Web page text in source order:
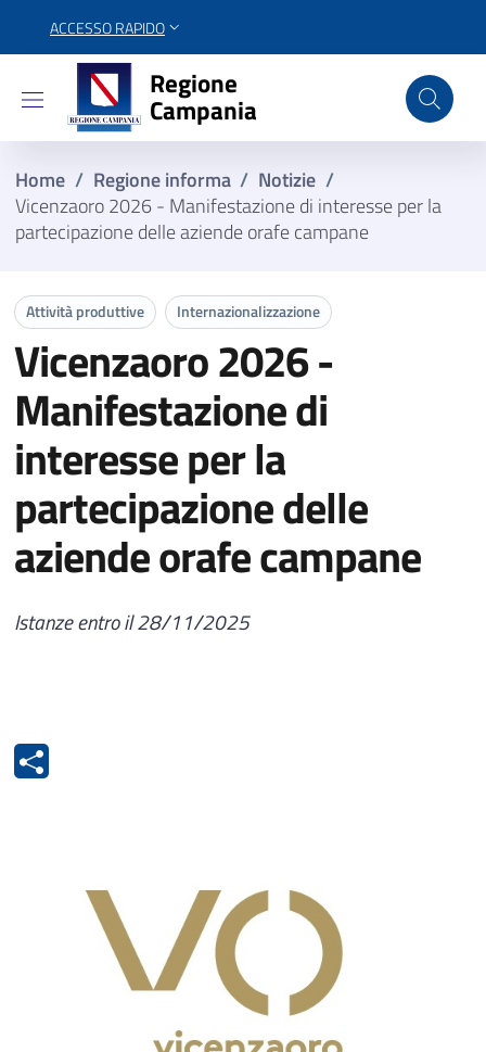
ACCESSO RAPIDO
Regione Campania
Regione
Campania
Home / Regione informa / Notizie /
Vicenzaoro 2026 - Manifestazione di interesse per la
partecipazione delle aziende orafe campane
Attività produttive Internazionalizzazione
Vicenzaoro 2026 -
Manifestazione di
interesse per la
partecipazione delle
aziende orafe campane
Istanze entro il 28/11/2025